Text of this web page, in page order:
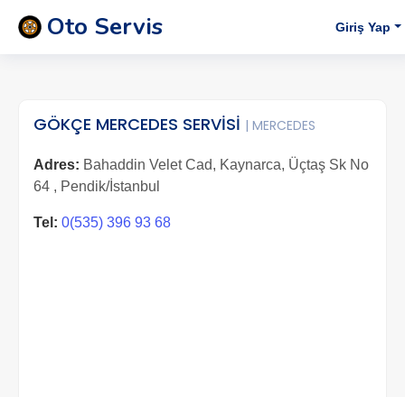
Oto Servis Giriş Yap
GÖKÇE MERCEDES SERVİSİ | MERCEDES
Adres: Bahaddin Velet Cad, Kaynarca, Üçtaş Sk No
64 , Pendik/İstanbul
Tel: 0(535) 396 93 68